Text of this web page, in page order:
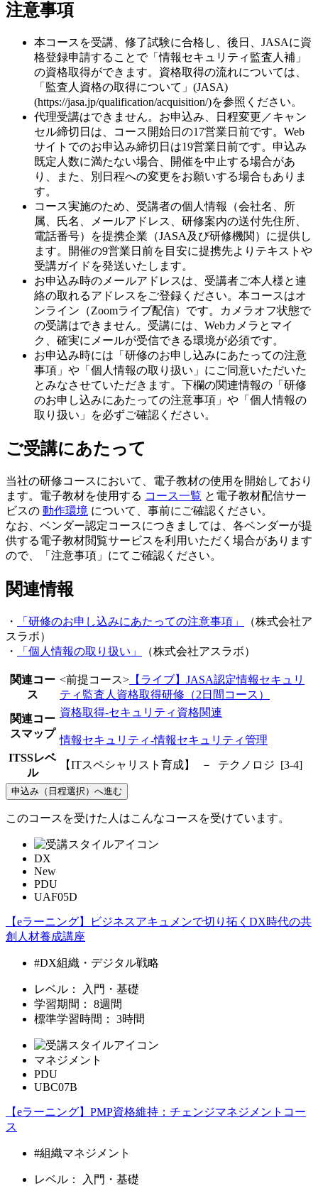
注意事項
本コースを受講、修了試験に合格し、後日、JASAに資
格登録申請することで「情報セキュリティ監査人補」
の資格取得ができます。資格取得の流れについては、
「監査人資格の取得について」(JASA)
(https://jasa.jp/qualification/acquisition/)を参照ください。
代理受講はできません。お申込み、日程変更／キャン
セル締切日は、コース開始日の17営業日前です。Web
サイトでのお申込み締切日は19営業日前です。申込み
既定人数に満たない場合、開催を中止する場合があ
り、また、別日程への変更をお願いする場合もありま
す。
コース実施のため、受講者の個人情報（会社名、所
属、氏名、メールアドレス、研修案内の送付先住所、
電話番号）を提携企業（JASA及び研修機関）に提供し
ます。開催の9営業日前を目安に提携先よりテキストや
受講ガイドを発送いたします。
お申込み時のメールアドレスは、受講者ご本人様と連
絡の取れるアドレスをご登録ください。本コースはオ
ンライン（Zoomライブ配信）です。カメラオフ状態で
の受講はできません。受講には、Webカメラとマイ
ク、確実にメールが受信できる環境が必須です。
お申込み時には「研修のお申し込みにあたっての注意
事項」や「個人情報の取り扱い」にご同意いただいた
とみなさせていただきます。下欄の関連情報の「研修
のお申し込みにあたっての注意事項」や「個人情報の
取り扱い」を必ずご確認ください。
ご受講にあたって
当社の研修コースにおいて、電子教材の使用を開始しており
ます。電子教材を使用する コース一覧 と電子教材配信サー
ビスの 動作環境 について、事前にご確認ください。
なお、ベンダー認定コースにつきましては、各ベンダーが提
供する電子教材閲覧サービスを利用いただく場合があります
ので、「注意事項」にてご確認ください。
関連情報
・ 「研修のお申し込みにあたっての注意事項」
（株式会社ア
スラボ）
・
「個人情報の取り扱い」 （株式会社アスラボ）
関連コー
ス
<前提コース> 【ライブ】JASA認定情報セキュリ
ティ監査人資格取得研修（2日間コース）
関連コー
スマップ
資格取得-セキュリティ資格関連
情報セキュリティ-情報セキュリティ管理
ITSSレベ
ル
【ITスペシャリスト育成】 － テクノロジ [3-4]
申込み（日程選択）へ進む
このコースを受けた人はこんなコースを受けています。
DX
New
PDU
UAF05D
【eラーニング】ビジネスアキュメンで切り拓くDX時代の共
創人材養成講座
#DX組織・デジタル戦略
レベル：
入門・基礎
学習期間：
8週間
標準学習時間：
3時間
マネジメント
PDU
UBC07B
【eラーニング】PMP資格維持：チェンジマネジメントコー
ス
#組織マネジメント
レベル： 入門・基礎